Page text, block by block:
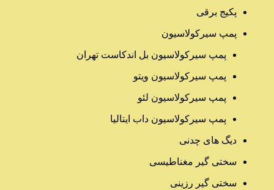
پکیج برقی
پمپ سیرکولاسیون
پمپ سیرکولاسیون بل اندکاست تهران
پمپ سیرکولاسیون ویتو
پمپ سیرکولاسیون لئو
پمپ سیرکولاسیون داب ایتالیا
دیگ های چدنی
سختی گیر مغناطیسی
سختی گیر رزینی